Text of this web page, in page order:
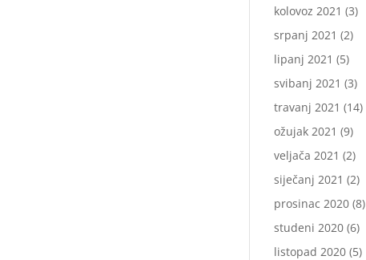
kolovoz 2021 (3)
srpanj 2021 (2)
lipanj 2021 (5)
svibanj 2021 (3)
travanj 2021 (14)
ožujak 2021 (9)
veljača 2021 (2)
siječanj 2021 (2)
prosinac 2020 (8)
studeni 2020 (6)
listopad 2020 (5)